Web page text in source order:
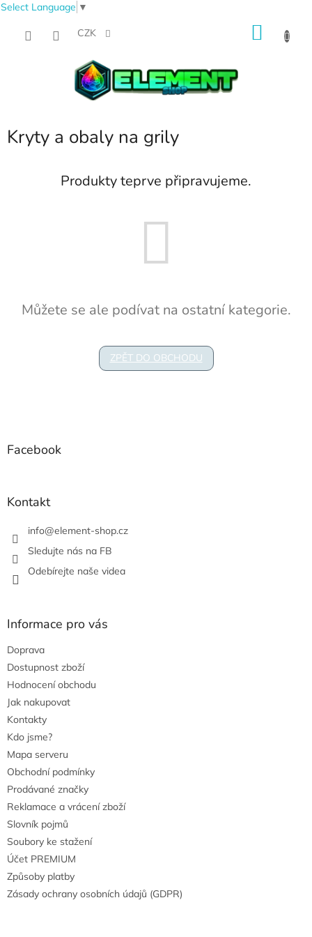
Select Language ▼
CZK
Kryty a obaly na grily
Produkty teprve připravujeme.
Můžete se ale podívat na ostatní kategorie.
ZPĚT DO OBCHODU
Facebook
Kontakt
info@element-shop.cz
Sledujte nás na FB
Odebírejte naše videa
Informace pro vás
Doprava
Dostupnost zboží
Hodnocení obchodu
Jak nakupovat
Kontakty
Kdo jsme?
Mapa serveru
Obchodní podmínky
Prodávané značky
Reklamace a vrácení zboží
Slovník pojmů
Soubory ke stažení
Účet PREMIUM
Způsoby platby
Zásady ochrany osobních údajů (GDPR)